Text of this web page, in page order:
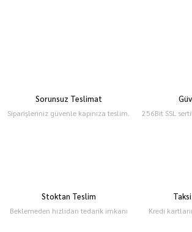
Sorunsuz Teslimat
Siparişleriniz güvenle kapınıza teslim. 256Bit SSL
Stoktan Teslim
Beklemeden hızlıdan tedarik imkanı
Kredi